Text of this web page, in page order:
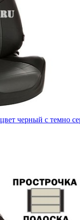
черный с темно